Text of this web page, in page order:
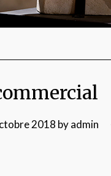
2018 byadmin